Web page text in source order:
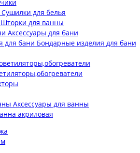
Сушилки для белья
Шторки для ванны
Аксессуары для бани
Бондарные изделия для бани
Аксессуары для ванны
акриловая